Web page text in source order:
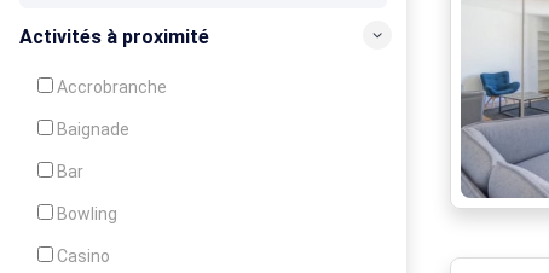
Activités à proximité
Accrobranche
Baignade
Bar
Bowling
Casino